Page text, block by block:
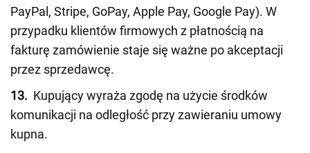
PayPal, Stripe, GoPay, Apple Pay, Google Pay). W
przypadku klientów firmowych z płatnością na
fakturę zamówienie staje się ważne po akceptacji
przez sprzedawcę.
13. Kupujący wyraża zgodę na użycie środków
komunikacji na odległość przy zawieraniu umowy
kupna.